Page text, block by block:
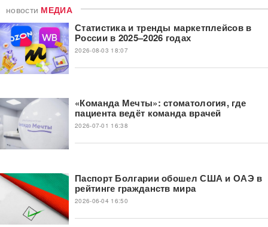
новости МЕДИА
Статистика и тренды маркетплейсов в
России в 2025–2026 годах
2026-08-03 18:07
«Команда Мечты»: стоматология, где
пациента ведёт команда врачей
2026-07-01 16:38
Паспорт Болгарии обошел США и ОАЭ в
рейтинге гражданств мира
2026-06-04 16:50